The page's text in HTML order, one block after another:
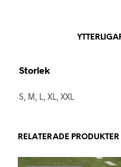
Storlek
S, M, L, XL, XXL
RELATERADE PRODUKTER